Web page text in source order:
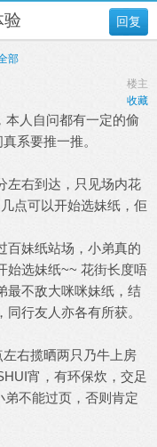
回复
验
部
楼主
收藏
本人自问都有一定的偷
系要推一推。
左右到达，只见场内花
点可以开始选妹纸，佢
百妹纸站场，小弟真的
始选妹纸~~ 花街长度唔
最不敌大咪咪妹纸，结
行友人亦各有所获。
右揽晒两只乃牛上房
宵，有环保炊，交足
不能过页，否则肯定